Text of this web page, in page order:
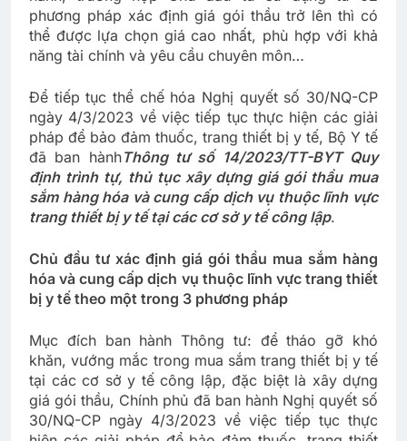
phương pháp xác định giá gói thầu trở lên thì có
thể được lựa chọn giá cao nhất, phù hợp với khả
năng tài chính và yêu cầu chuyên môn…
Để tiếp tục thể chế hóa Nghị quyết số 30/NQ-CP
ngày 4/3/2023 về việc tiếp tục thực hiện các giải
pháp để bảo đảm thuốc, trang thiết bị y tế, Bộ Y tế
đã ban hànhThông tư số 14/2023/TT-BYT Quy
định trình tự, thủ tục xây dựng giá gói thầu mua
sắm hàng hóa và cung cấp dịch vụ thuộc lĩnh vực
trang thiết bị y tế tại các cơ sở y tế công lập.
Chủ đầu tư xác định giá gói thầu mua sắm hàng
hóa và cung cấp dịch vụ thuộc lĩnh vực trang thiết
bị y tế theo một trong 3 phương pháp
Mục đích ban hành Thông tư: để tháo gỡ khó
khăn, vướng mắc trong mua sắm trang thiết bị y tế
tại các cơ sở y tế công lập, đặc biệt là xây dựng
giá gói thầu, Chính phủ đã ban hành Nghị quyết số
30/NQ-CP ngày 4/3/2023 về việc tiếp tục thực